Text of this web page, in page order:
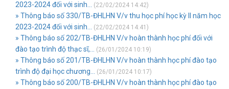
2023-2024 đối với sinh...
(22/02/2024 14:42)
» Thông báo số 330/TB-ĐHLHN V/v thu học phí học kỳ II năm học
2023-2024 đối với sinh...
(22/02/2024 14:41)
» Thông báo số 202/TB-ĐHLHN V/v hoàn thành học phí đối với
đào tạo trình độ thạc sĩ,...
(26/01/2024 10:19)
» Thông báo số 201/TB-ĐHLHN V/v hoàn thành học phí đào tạo
trình độ đại học chương...
(26/01/2024 10:17)
» Thông báo số 200/TB-ĐHLHN V/v hoàn thành học phí đào tạo